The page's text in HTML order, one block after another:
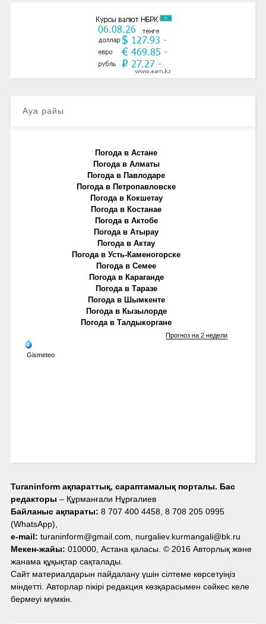
Ауа райы
Погода в Астане
Погода в Алматы
Погода в Павлодаре
Погода в Петропавловске
Погода в Кокшетау
Погода в Костанае
Погода в Актобе
Погода в Атырау
Погода в Актау
Погода в Усть-Каменогорске
Погода в Семее
Погода в Караганде
Погода в Таразе
Погода в Шымкенте
Погода в Кызылорде
Погода в Талдыкоргане
Gismeteo
Прогноз на 2 недели
Turaninform ақпараттық, сараптамалық порталы. Бас
редакторы – Құрманғали Нұрғалиев
Байланыс ақпараты: 8 707 400 4458, 8 708 205 0995
(WhatsApp),
e-mail: turaninform@gmail.com, nurgaliev.kurmangali@bk.ru
Мекен-жайы: 010000, Астана қаласы. © 2016 Авторлық және
жанама құқықтар сақталады.
Сайт материалдарын пайдалану үшін сілтеме көрсетуіңіз
міндетті. Авторлар пікірі редакция көзқарасымен сәйкес келе
бермеуі мүмкін.